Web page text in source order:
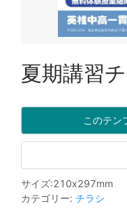
夏期講習
このテン
サイズ:210x297mm
カテゴリー: チラシ